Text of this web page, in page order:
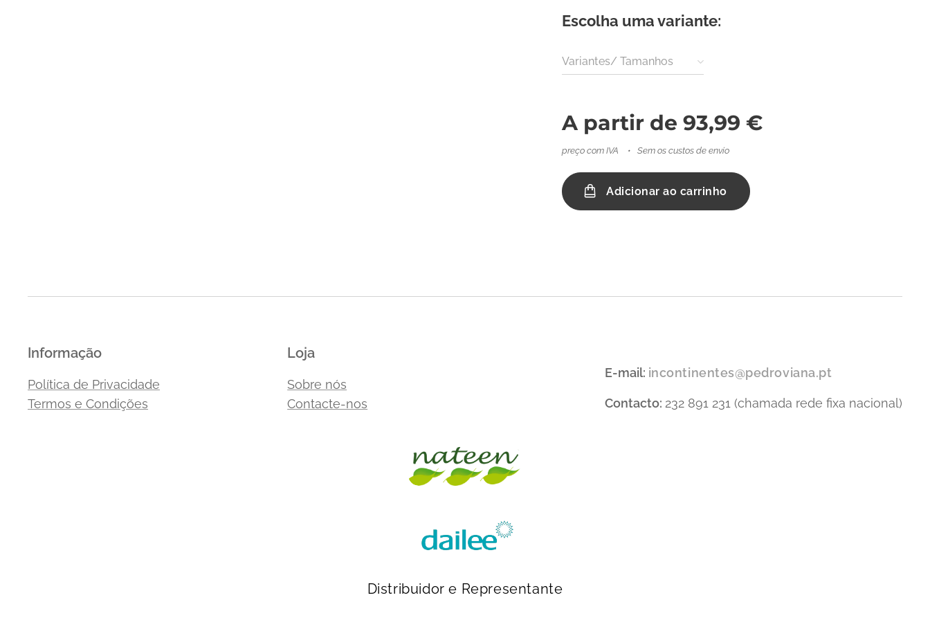
Escolha uma variante:
Variantes/ Tamanhos
A partir de 93,99 €
preço com IVA Sem os custos de envio
Adicionar ao carrinho
Informação
Política de Privacidade
Termos e Condições
Loja
Sobre nós
Contacte-nos
E-mail: incontinentes@pedroviana.pt
Contacto: 232 891 231 (chamada rede fixa nacional)
Distribuidor e Representante